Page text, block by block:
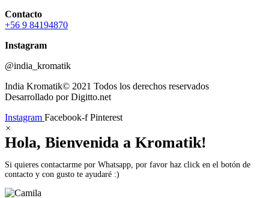
Contacto
+56 9 84194870
Instagram
@india_kromatik
India Kromatik© 2021 Todos los derechos reservados
Desarrollado por Digitto.net
Instagram Facebook-f Pinterest
×
Hola, Bienvenida a Kromatik!
Si quieres contactarme por Whatsapp, por favor haz click en el botón de
contacto y con gusto te ayudaré :)